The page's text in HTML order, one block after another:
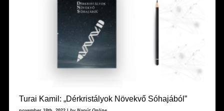
Turai Kamil: „Dérkristályok Növekvő Sóhajából”